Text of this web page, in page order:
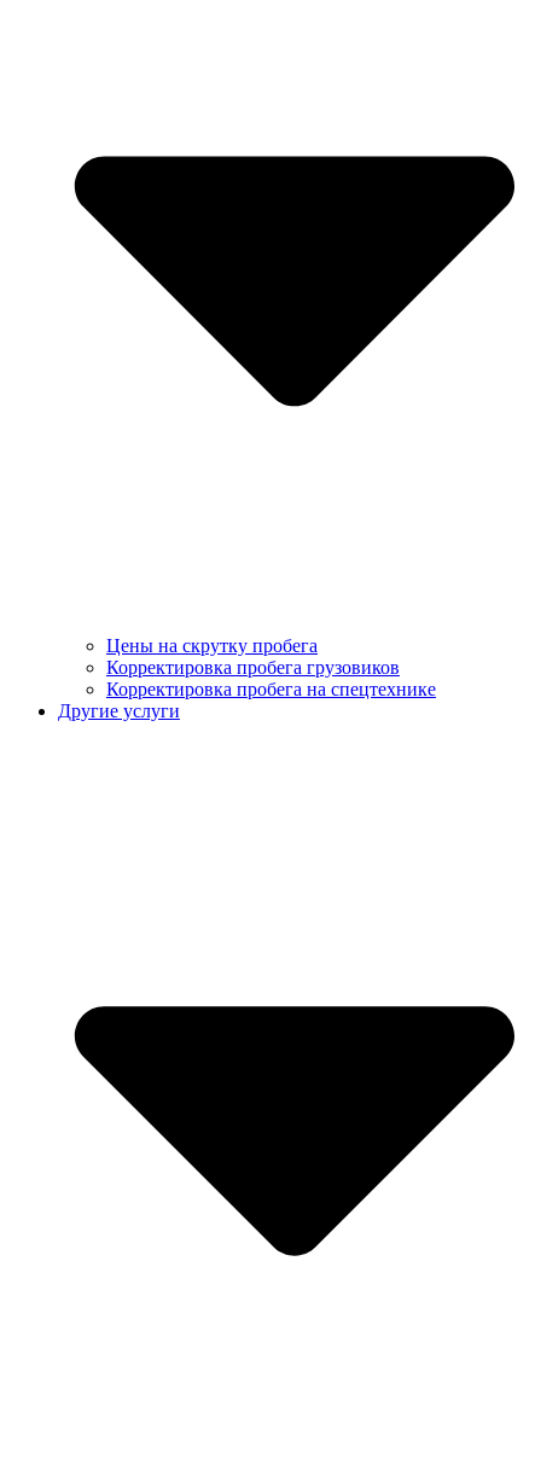
Цены на скрутку пробега
Корректировка пробега грузовиков
Корректировка пробега на спецтехнике
Другие услуги